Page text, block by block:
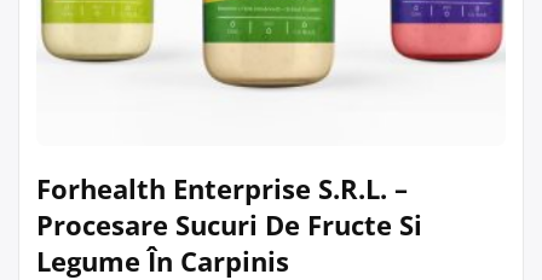
Forhealth Enterprise S.R.L. –
Procesare Sucuri De Fructe Si
Legume În Carpinis